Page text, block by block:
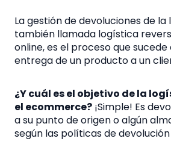
La gestión dedevoluciones de
también llamada logística
online, es el proceso que sucede
entrega de un producto a un
¿Y cuál es el objetivo de la
el ecommerce? ¡Simple! Es
a su punto de origen o algún
según las políticas de